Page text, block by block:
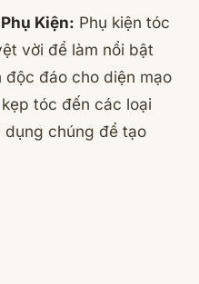
Kiện: Phụ kiện tóc
vời để làm nổi bật
đáo cho diện mạo
tóc đến các loại
chúng để tạo